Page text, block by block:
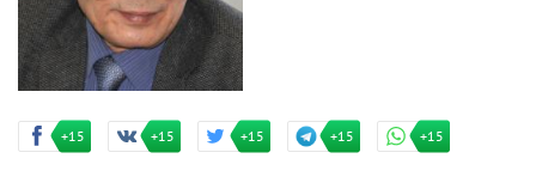
+15 +15 +15 +15 +15